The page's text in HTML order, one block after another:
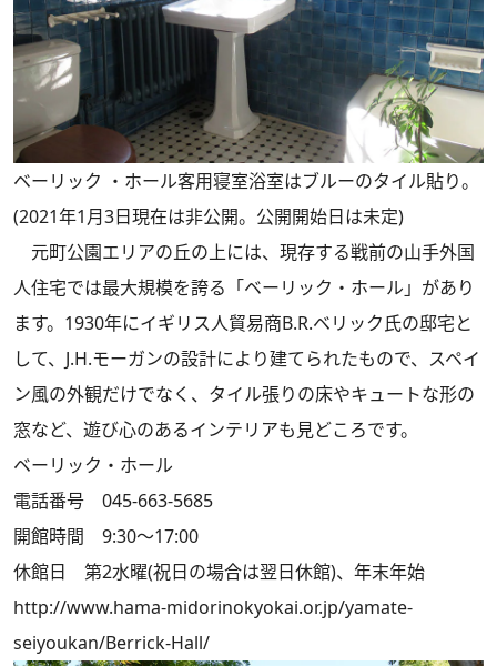
ベーリック ・ホール客用寝室浴室はブルーのタイル貼り。
(2021年1月3日現在は非公開。公開開始日は未定)
元町公園エリアの丘の上には、現存する戦前の山手外国
人住宅では最大規模を誇る「ベーリック・ホール」があり
ます。1930年にイギリス人貿易商B.R.ベリック氏の邸宅と
して、J.H.モーガンの設計により建てられたもので、スペイ
ン風の外観だけでなく、タイル張りの床やキュートな形の
窓など、遊び心のあるインテリアも見どころです。
ベーリック・ホール
電話番号 045-663-5685
開館時間 9:30～17:00
休館日 第2水曜(祝日の場合は翌日休館)、年末年始
http://www.hama-midorinokyokai.or.jp/yamate-
seiyoukan/Berrick-Hall/